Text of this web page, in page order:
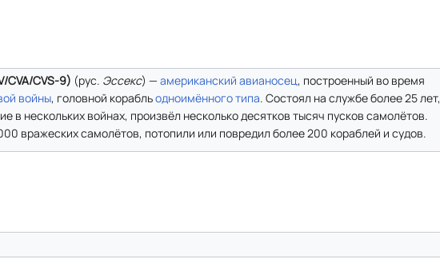
CVA/CVS-9) (рус. Эссекс) — американский авианосец, построенный во время
войны, головной корабльодноимённого типа. Состоял на службе более 25 лет,
в нескольких войнах, произвёл несколько десятков тысяч пусков самолётов.
вражеских самолётов, потопили или повредил более 200 кораблей и судов.